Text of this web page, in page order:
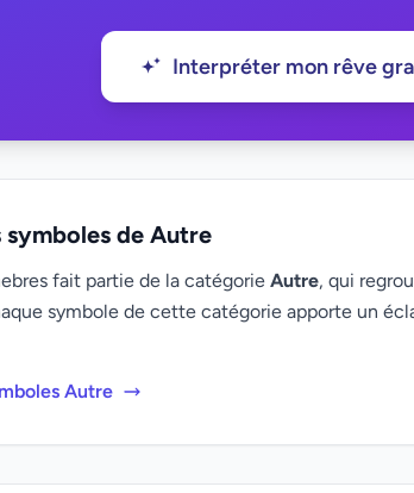
Interpréter mon rêve
symboles de Autre
fait partie de la catégorie Autre, qui
symbole de cette catégorie apporte un
Autre